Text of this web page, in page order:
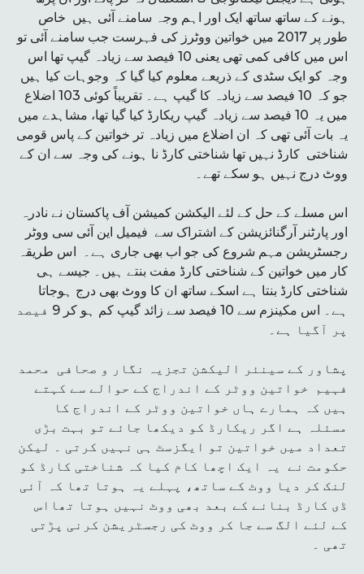
ہونے کے ساتھ ساتھ ایک اور اہم وجہ سامنے آئی ہیں خاص
طور پر 2017 میں خواتین ووٹرز کی فہرست جب سامنے آئی تو
اس میں کافی کمی تھی یعنی 10 فیصد سے زیادہ گیپ تھا اس
وجہ کو ایک سٹدی کے ذریعے معلوم کیا گیا کہ وجوہات کیا ہیں
جو کہ 10 فیصد سے زیادہ کا گیپ ہے۔ تقریباً کوئی 103 اضلاع
میں یہ 10 فیصد سے زیادہ گیپ ریکارڈ کیا گیا تھا، مشاہدے میں
یہ بات آئی تھی کہ ان اضلاع میں زیادہ تر خواتین کے پاس قومی
شناختی کارڈ نہیں تھا شناختی کارڈ نا ہونے کی وجہ سے ان کے
ووٹ درج نہیں ہو سکے تھے۔
اس مسلے کے حل کے لئے الیکشن کمیشن آف پاکستان نے نادرہ
اور پارٹنر آرگنائزیشن کے اشتراک سے فیمیل این آئی سی ووٹر
رجسٹریشن مہم شروع کی جو اب بھی جاری ہے۔ اس طریقہ
کار میں خواتین کے شناختی کارڈ مفت بنتے ہیں۔ جیسے ہی
شناختی کارڈ بنتا ہے اسکے ساتھ ان کا ووٹ بھی درج ہوجاتا
ہے۔ اس مکینزم سے 10 فیصد سے زائد گیپ کم ہو کر 9 فیصد
پر آگیا ہے۔
پشاور کے سینئر الیکشن تجزیہ نگار و صحافی محمد
فہیم خواتین ووٹر کے اندراج کے حوالے سے کہتے
ہیں کہ ہمارے ہاں خواتین ووٹر کے اندراج کا
مسئلہ ہے اگر ریکارڈ کو دیکھا جائے تو بہت بڑی
تعداد میں خواتین تو ایگزسٹ ہی نہیں کرتی ۔ لیکن
حکومت نے یہ ایک اچھا کام کیا کہ شناختی کارڈ کو
لنک کر دیا ووٹ کے ساتھ، پہلے یہ ہوتا تھا کہ آئی
ڈی کارڈ بنانے کے بعد بھی ووٹ نہیں ہوتا تھااس
کے لئے الگ سے جا کر ووٹ کی رجسٹریشن کرنی پڑتی
تھی ۔